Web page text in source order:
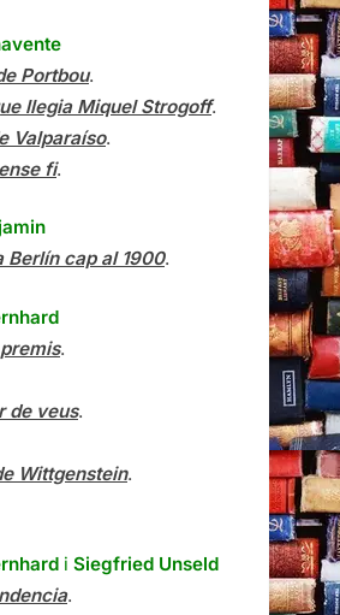
Portbou.
llegia Miquel Strogoff.
Valparaíso.
fi.
Berlín cap al 1900.
.
de veus.
Wittgenstein.
i Siegfried Unseld
.